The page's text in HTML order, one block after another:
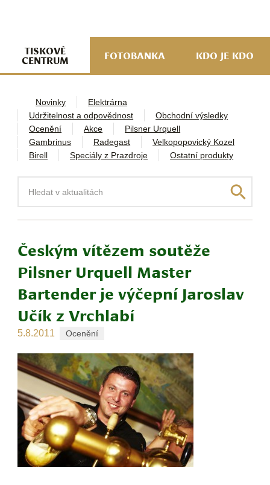
TISKOVÉ
CENTRUM FOTOBANKA KDO JE KDO
Novinky
Elektrárna
Udržitelnost a odpovědnost
Obchodní výsledky
Ocenění
Akce
Pilsner Urquell
Gambrinus
Radegast
Velkopopovický Kozel
Birell
Speciály z Prazdroje Ostatní produkty
Českým vítězem soutěže
Pilsner Urquell Master
Bartender je výčepní Jaroslav
Učík z Vrchlabí
5.8.2011 Ocenění